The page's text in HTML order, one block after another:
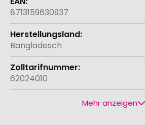
8713159630937
Bangladesch
62024010
Mehr anzeigen